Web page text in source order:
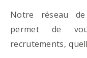
Notre réseau de
permet de
recrutements,